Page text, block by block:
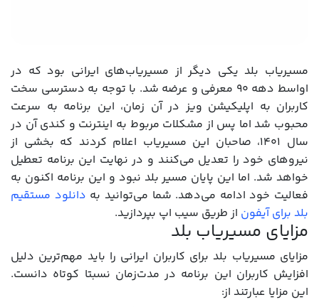
مسیریاب بلد یکی دیگر از مسیریاب‌های ایرانی بود که در
اواسط دهه ۹۰ معرفی و عرضه شد. با توجه به دسترسی سخت
کاربران به اپلیکیشن ویز در آن زمان، این برنامه به سرعت
محبوب شد اما پس از مشکلات مربوط به اینترنت و کندی آن در
سال ۱۴۰۱، صاحبان این مسیریاب اعلام کردند که بخشی از
نیروهای خود را تعدیل می‌کنند و در نهایت این برنامه تعطیل
خواهد شد. اما این پایان مسیر بلد نبود و این برنامه اکنون به
فعالیت خود ادامه می‌دهد. شما می‌توانید به دانلود مستقیم
بلد برای آیفون از طریق سیب اپ بپردازید.
مزایای مسیریاب بلد
مزایای مسیریاب بلد برای کاربران ایرانی را باید مهم‌ترین دلیل
افزایش کاربران این برنامه در مدت‌زمان نسبتا کوتاه دانست.
این مزایا عبارتند از: